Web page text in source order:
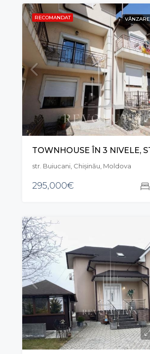
RECOMANDAT VÂNZARE
str. Buiucani, Chișinău, Moldova
295,000€